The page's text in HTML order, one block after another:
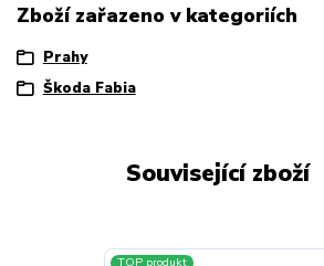
Zboží zařazeno v kategoriích
Prahy
Škoda Fabia
Související zboží
TOP produkt